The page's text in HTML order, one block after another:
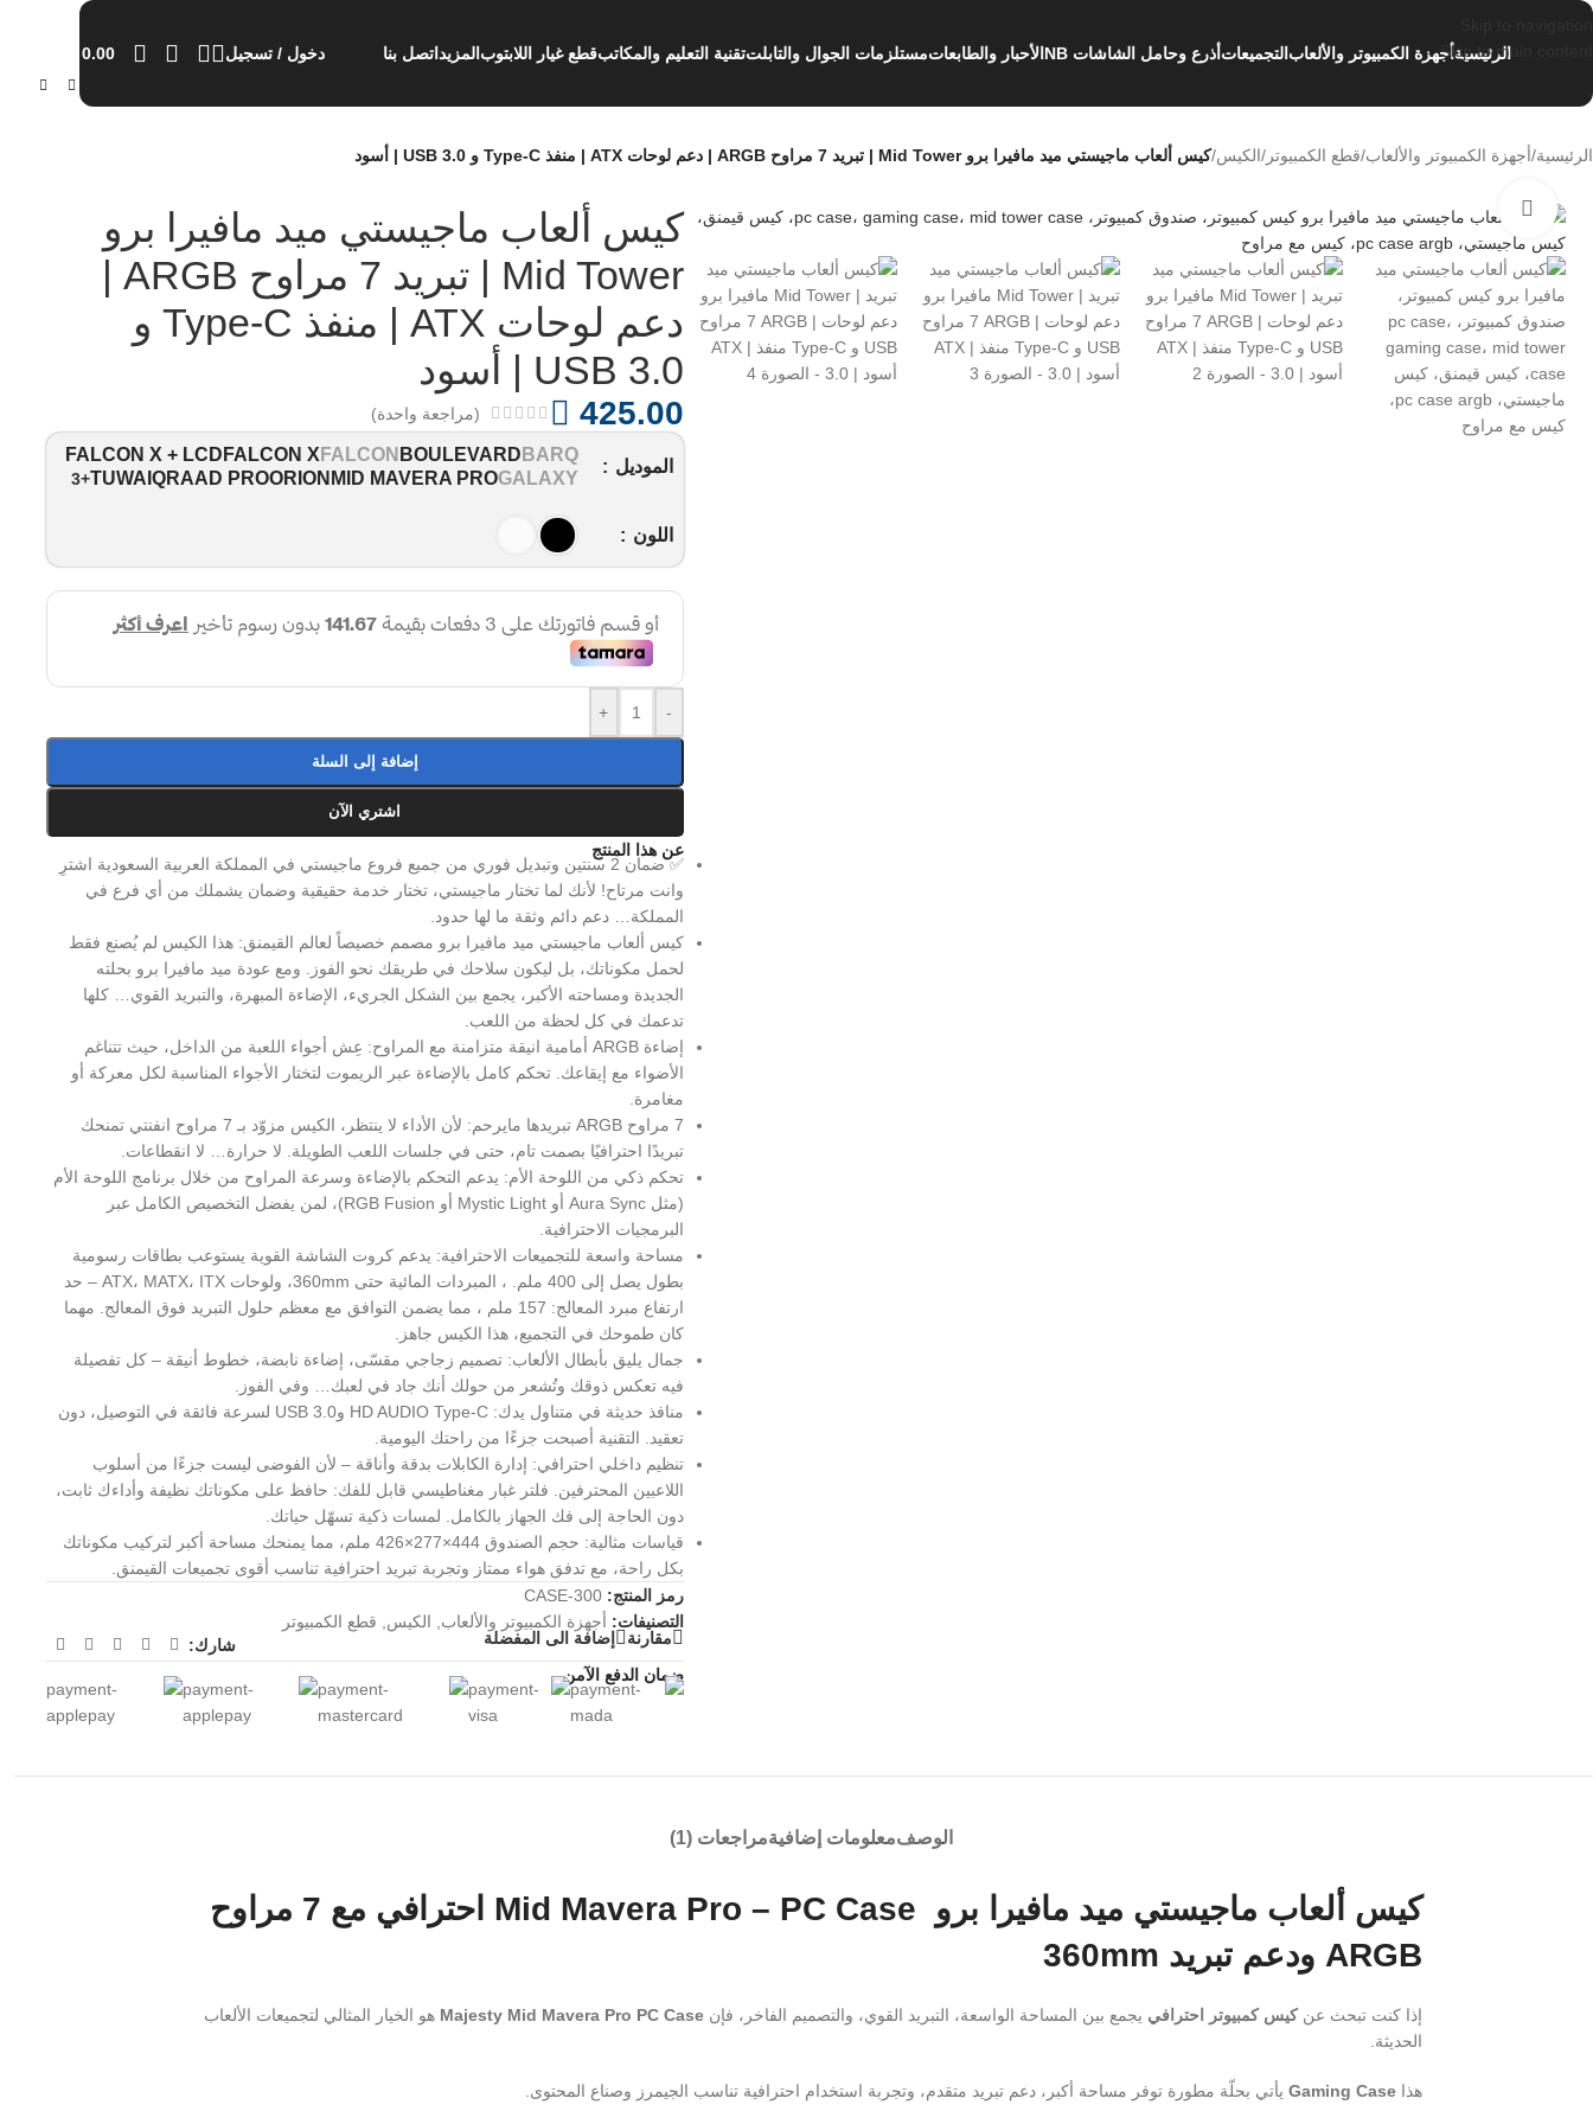
Skip to main content
الرئيسيةأجهزة الكمبيوتر والألعاب التجميعات أذرع وحامل الشاشات NB الأحبار والطابعاتمستلزمات الجوال والتابلتتقنية التعليم والمكاتبقطع غيار اللابتوب المزيداتصل بنا دخول / تسجيل 0.00
الرئيسية/أجهزة الكمبيوتر والألعاب/قطع الكمبيوتر /الكيس/كيس ألعاب ماجيستي ميد مافيرا برو Mid Tower | تبريد 7 مراوح ARGB | دعم لوحات ATX | منفذ Type-C و USB 3.0 | أسود
اضغط للتكبير
كيس ألعاب ماجيستي ميد مافيرا برو
Mid Tower | تبريد 7 مراوح ARGB |
دعم لوحات ATX | منفذ Type-C و
USB 3.0 | أسود
425.00 (مراجعة واحدة)
الموديل
BARQ
BOULEVARD
FALCON
FALCON X
FALCON X + LCD
GALAXY
MID MAVERA PRO
ORION
RAAD PRO
TUWAIQ
+3
اللون
-
+
إضافة إلى السلة
اشتري الآن
عن هذا المنتج
✅ ضمان 2 سنتين وتبديل فوري من جميع فروع ماجيستي في المملكة العربية السعودية اشترِ
وانت مرتاح! لأنك لما تختار ماجيستي، تختار خدمة حقيقية وضمان يشملك من أي فرع في
المملكة… دعم دائم وثقة ما لها حدود.
كيس ألعاب ماجيستي ميد مافيرا برو مصمم خصيصاً لعالم القيمنق: هذا الكيس لم يُصنع فقط
لحمل مكوناتك، بل ليكون سلاحك في طريقك نحو الفوز. ومع عودة ميد مافيرا برو بحلته
الجديدة ومساحته الأكبر، يجمع بين الشكل الجريء، الإضاءة المبهرة، والتبريد القوي… كلها
تدعمك في كل لحظة من اللعب.
إضاءة ARGB أمامية انيقة متزامنة مع المراوح: عِش أجواء اللعبة من الداخل، حيث تتناغم
الأضواء مع إيقاعك. تحكم كامل بالإضاءة عبر الريموت لتختار الأجواء المناسبة لكل معركة أو
مغامرة.
7 مراوح ARGB تبريدها مايرحم: لأن الأداء لا ينتظر، الكيس مزوّد بـ 7 مراوح انفنتي تمنحك
تبريدًا احترافيًا بصمت تام، حتى في جلسات اللعب الطويلة. لا حرارة… لا انقطاعات.
تحكم ذكي من اللوحة الأم: يدعم التحكم بالإضاءة وسرعة المراوح من خلال برنامج اللوحة الأم
(مثل Aura Sync أو Mystic Light أو RGB Fusion)، لمن يفضل التخصيص الكامل عبر
البرمجيات الاحترافية.
مساحة واسعة للتجميعات الاحترافية: يدعم كروت الشاشة القوية يستوعب بطاقات رسومية
بطول يصل إلى 400 ملم. ، المبردات المائية حتى 360mm، ولوحات ATX، MATX، ITX – حد
ارتفاع مبرد المعالج: 157 ملم ، مما يضمن التوافق مع معظم حلول التبريد فوق المعالج. مهما
كان طموحك في التجميع، هذا الكيس جاهز.
جمال يليق بأبطال الألعاب: تصميم زجاجي مقسّى، إضاءة نابضة، خطوط أنيقة – كل تفصيلة
فيه تعكس ذوقك وتُشعر من حولك أنك جاد في لعبك… وفي الفوز.
منافذ حديثة في متناول يدك: HD AUDIO Type-C وUSB 3.0 لسرعة فائقة في التوصيل، دون
تعقيد. التقنية أصبحت جزءًا من راحتك اليومية.
تنظيم داخلي احترافي: إدارة الكابلات بدقة وأناقة – لأن الفوضى ليست جزءًا من أسلوب
اللاعبين المحترفين. فلتر غبار مغناطيسي قابل للفك: حافظ على مكوناتك نظيفة وأداءك ثابت،
دون الحاجة إلى فك الجهاز بالكامل. لمسات ذكية تسهّل حياتك.
قياسات مثالية: حجم الصندوق 444×277×426 ملم، مما يمنحك مساحة أكبر لتركيب مكوناتك
بكل راحة، مع تدفق هواء ممتاز وتجربة تبريد احترافية تناسب أقوى تجميعات القيمنق.
رمز المنتج:CASE-300
التصنيفات: أجهزة الكمبيوتر والألعاب الكيس
قطع الكمبيوتر
مقارنة
إضافة الى المفضلة
شارك:
ضمان الدفع الآمن
الوصفمعلومات إضافيةمراجعات (1)
كيس ألعاب ماجيستي ميد مافيرا برو Mid Mavera Pro – PC Case احترافي مع 7 مراوح
ARGB ودعم تبريد 360mm
إذا كنت تبحث عنكيس كمبيوتر احترافي يجمع بين المساحة الواسعة، التبريد القوي، والتصميم الفاخر، فإن Majesty Mid Mavera Pro PC Case هو الخيار المثالي لتجميعات الألعاب
الحديثة.
هذا Gaming Case يأتي بحلّة مطورة توفر مساحة أكبر، دعم تبريد متقدم، وتجربة استخدام احترافية تناسب الجيمرز وصناع المحتوى.